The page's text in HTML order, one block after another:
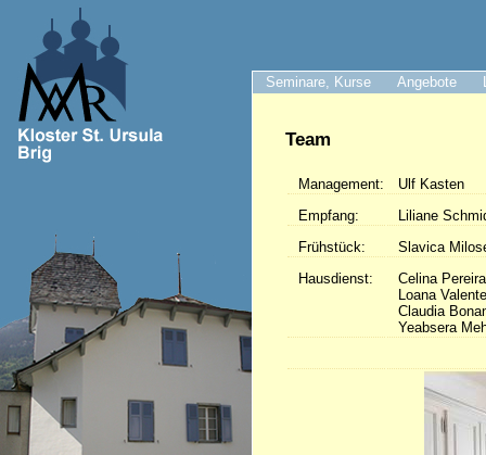
Seminare, Kurse Angebote
Team
Management:
Ulf Kasten
Empfang:
Liliane
Frühstück:
Slavica
Hausdienst:
Celina
Loana Valente
Claudia
Yeabsera